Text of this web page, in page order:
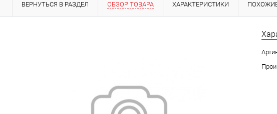
ВЕРНУТЬСЯ В РАЗДЕЛ ОБЗОР ТОВАРА ХАРАКТЕРИСТИКИ